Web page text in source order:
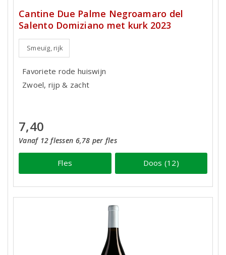
Cantine Due Palme Negroamaro del
Salento Domiziano met kurk 2023
Smeuïg, rijk
Favoriete rode huiswijn
Zwoel, rijp & zacht
7,40
Vanaf 12 flessen 6,78 per fles
Fles Doos (12)